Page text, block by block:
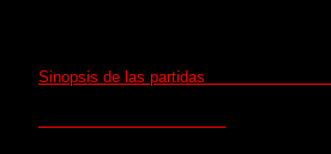
Sinopsis de las